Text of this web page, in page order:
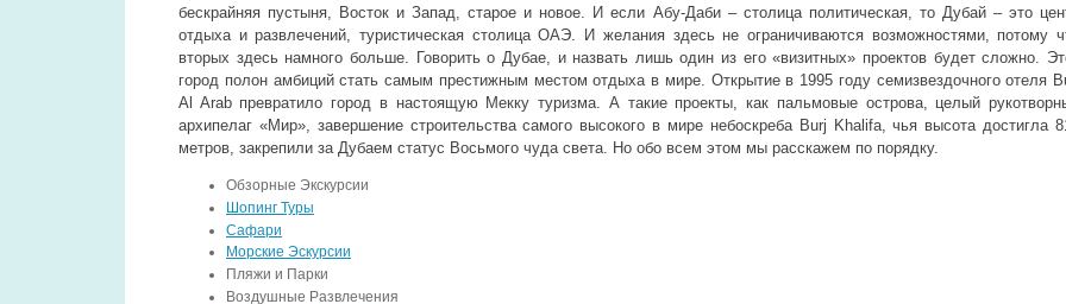
бескрайняя пустыня, Восток и Запад, старое и новое. И если Абу-Даби – столица политическая, то Дубай – это
отдыха и развлечений, туристическая столица ОАЭ. И желания здесь не ограничиваются возможностями, потому
вторых здесь намного больше. Говорить о Дубае, и назвать лишь один из его «визитных» проектов будет сложно.
город полон амбиций стать самым престижным местом отдыха в мире. Открытие в 1995 году семизвездочного отеля
Al Arab превратило город в настоящую Мекку туризма. А такие проекты, как пальмовые острова, целый
архипелаг «Мир», завершение строительства самого высокого в мире небоскреба Burj Khalifa, чья высота достигла
метров, закрепили за Дубаем статус Восьмого чуда света. Но обо всем этом мы расскажем по порядку.
Обзорные Экскурсии
Шопинг Туры
Сафари
Морские Эскурсии
Пляжи и Парки
Воздушные Развлечения